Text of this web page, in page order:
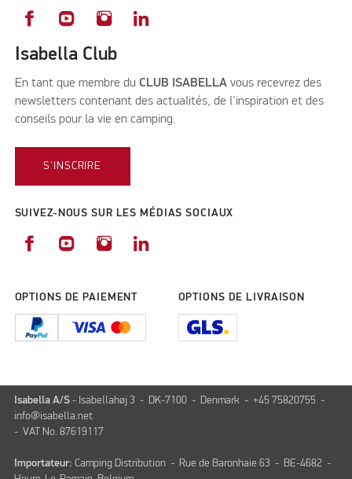
Isabella Club
En tant que membre du CLUB ISABELLA vous recevrez des
newsletters contenant des actualités, de l'inspiration et des
conseils pour la vie en camping.
S'INSCRIRE
SUIVEZ-NOUS SUR LES MÉDIAS SOCIAUX
OPTIONS DE PAIEMENT OPTIONS DE LIVRAISON
Isabella A/S - Isabellahøj 3 - DK-7100 - Denmark - +45 75820755 -
info@isabella.net
- VAT No. 87619117
Importateur: Camping Distribution - Rue de Baronhaie 63 - BE-4682 -